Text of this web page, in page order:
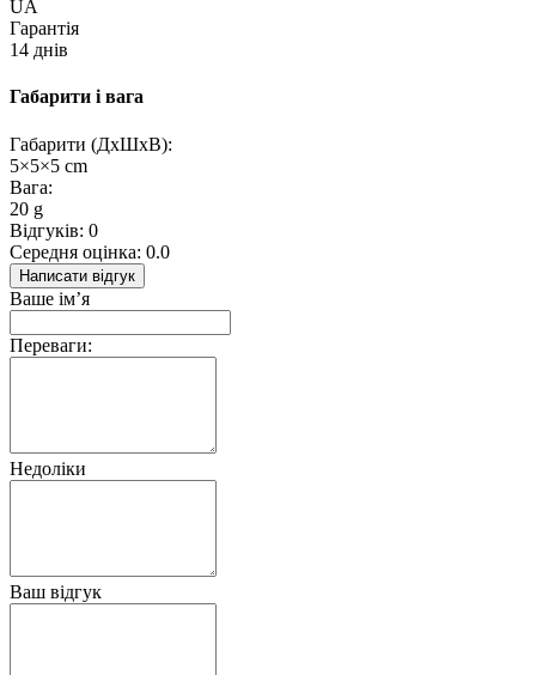
UA
Гарантія
14 днів
Габарити і вага
Габарити (ДхШхВ):
5×5×5 cm
Вага:
20 g
Відгуків: 0
Середня оцінка: 0.0
Написати відгук
Ваше ім’я
Переваги:
Недоліки
Ваш відгук